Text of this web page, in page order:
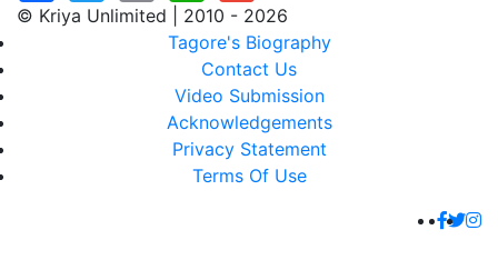
© Kriya Unlimited | 2010 - 2026
Tagore's Biography
Contact Us
Video Submission
Acknowledgements
Privacy Statement
Terms Of Use